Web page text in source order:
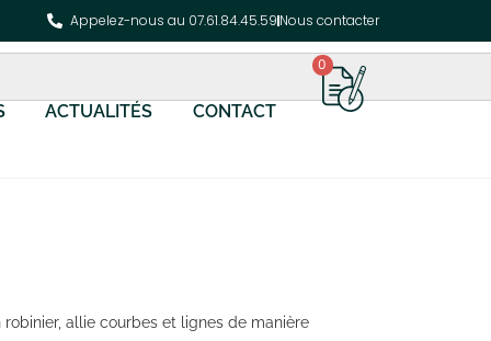
Appelez-nous au 07.61.84.45.59 Nous contacter
ACTUALITÉS CONTACT
0
allie courbes et lignes de manière